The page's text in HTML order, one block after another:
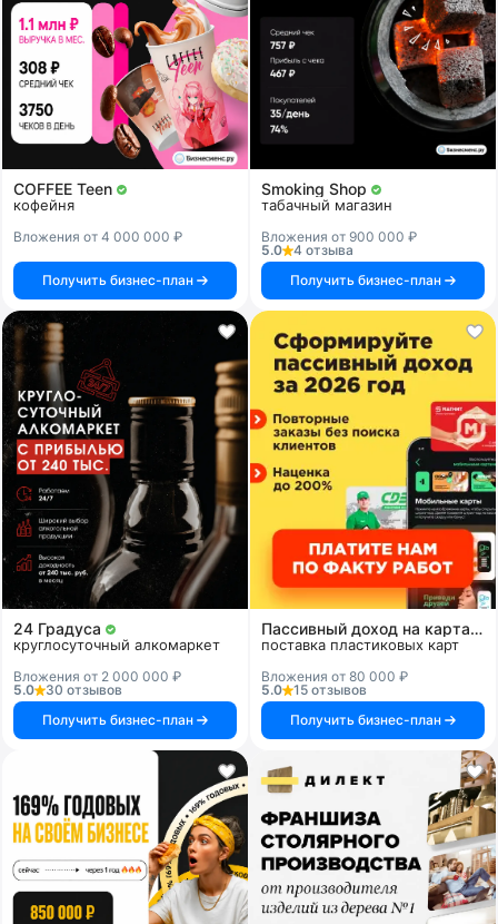
COFFEE Teen
кофейня
Вложения от 4 000 000 ₽
Получить бизнес-план
Smoking Shop
табачный магазин
Вложения от 900 000 ₽
5.0
4 отзыва
Получить бизнес-план
24 Градуса
круглосуточный алкомаркет
Вложения от 2 000 000 ₽
5.0
30 отзывов
Получить бизнес-план
Пассивный доход на картах и системах
поставка пластиковых карт
Вложения от 80 000 ₽
5.0
15 отзывов
Получить бизнес-план